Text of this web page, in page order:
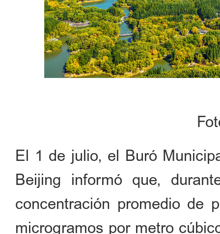
El 1 de julio, el Buró
Beijing informó que,
concentración promedio de
microgramos por metro